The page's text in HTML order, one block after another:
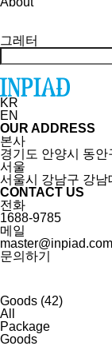
그레터
KR
EN
OUR ADDRESS
본사
경기도 안양시 동
서울
서울시 강남구 강
CONTACT US
전화
1688-9785
메일
master@inpiad.com
문의하기
Goods (42)
All
Package
Goods